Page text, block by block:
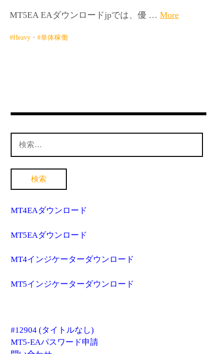
MT5EA EAダウンロードjpでは、優 …More
Heavy ・ 単体稼働
索:
MT4EAダウンロード
MT5EAダウンロード
MT4インジケーターダウンロード
MT5インジケーターダウンロード
#12904 (タイトルなし)
MT5-EAパスワード申請